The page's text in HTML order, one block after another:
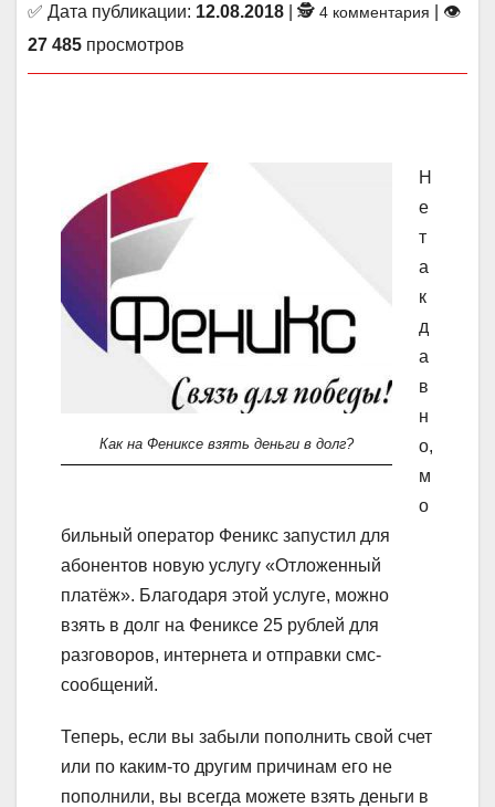
✅ Дата публикации: 12.08.2018 | 🕵 4 комментария | 👁
27 485 просмотров
Как на Фениксе взять деньги в долг?
Н
е
т
а
к
д
а
в
н
о,
м
о
бильный оператор Феникс запустил для
абонентов новую услугу «Отложенный
платёж». Благодаря этой услуге, можно
взять в долг на Фениксе 25 рублей для
разговоров, интернета и отправки смс-
сообщений.
Теперь, если вы забыли пополнить свой счет
или по каким-то другим причинам его не
пополнили, вы всегда можете взять деньги в